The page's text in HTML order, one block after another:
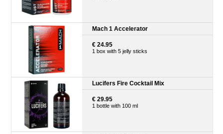
Mach 1 Accelerator
€ 24.95
1 box with 5 jelly sticks
Lucifers Fire Cocktail Mix
€ 29.95
1 bottle with 100 ml